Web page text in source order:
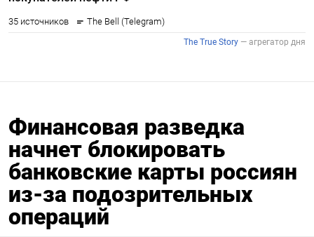
Финансовая разведка
начнет блокировать
банковские карты россиян
из-за подозрительных
операций